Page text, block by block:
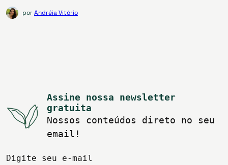
porAndréia Vitório
Assine nossa newsletter
gratuita
Nossos conteúdos direto no seu
email!
Digite seu e-mail